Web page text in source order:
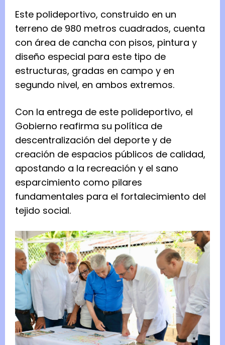
Este polideportivo, construido en un
terreno de 980 metros cuadrados, cuenta
con área de cancha con pisos, pintura y
diseño especial para este tipo de
estructuras, gradas en campo y en
segundo nivel, en ambos extremos.
Con la entrega de este polideportivo, el
Gobierno reafirma su política de
descentralización del deporte y de
creación de espacios públicos de calidad,
apostando a la recreación y el sano
esparcimiento como pilares
fundamentales para el fortalecimiento del
tejido social.